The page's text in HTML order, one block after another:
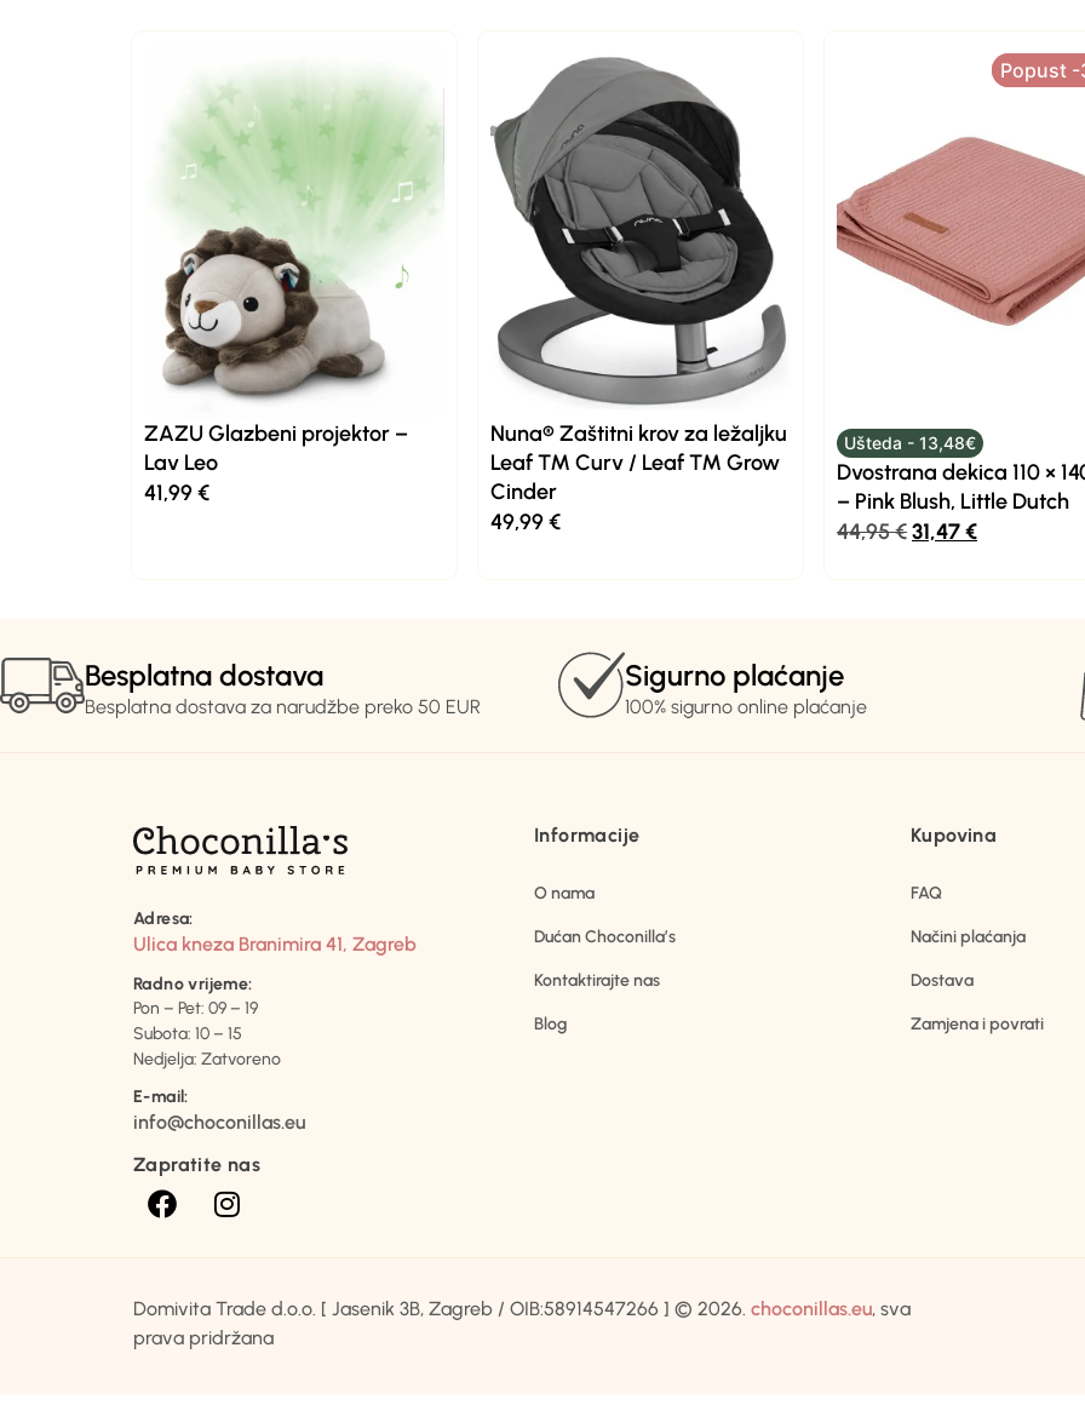
ZAZU Glazbeni projektor –
Lav Leo
41,99€
Nuna® Zaštitni krov za ležaljku
Leaf ™ Curv / Leaf ™ Grow
Cinder
49,99€
Popust -
Popust -
Ušteda - 13,48€
Dvostrana dekica 110 ×
– Pink Blush, Little Dutch
44,95€31,47€
Besplatna dostava
Besplatna dostava za narudžbe preko 50 EUR
Sigurno plaćanje
100% sigurno online plaćanje
Adresa:
Ulica kneza Branimira 41, Zagreb
Radno vrijeme:
Pon – Pet: 09 – 19
Subota: 10 – 15
Nedjelja: Zatvoreno
E-mail:
info@choconillas.eu
Zapratite nas
Informacije
O nama
Dućan Choconilla’s
Kontaktirajte nas
Blog
Kupovina
FAQ
Načini plaćanja
Dostava
Zamjena i povrati
Domivita Trade d.o.o. [ Jasenik 3B, Zagreb / OIB:58914547266 ] © 2026. choconillas.eu, sva
prava pridržana